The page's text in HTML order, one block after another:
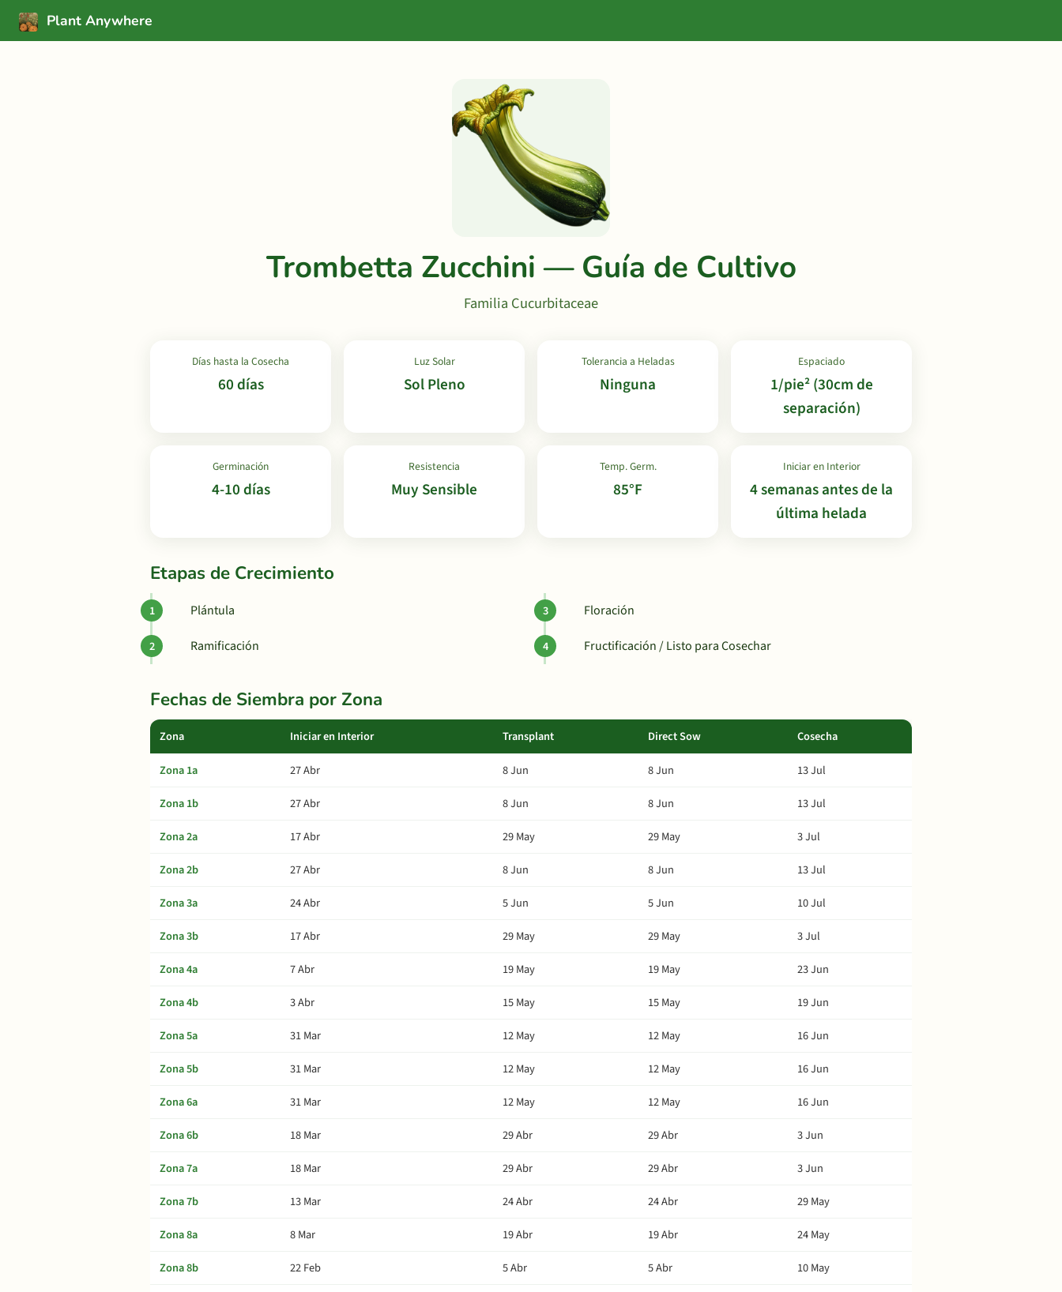
Plant Anywhere
Trombetta Zucchini — Guía de Cultivo
Familia Cucurbitaceae
Días hasta la Cosecha
60 días
Luz Solar
Sol Pleno
Tolerancia a Heladas
Ninguna
Espaciado
1/pie² (30cm de
separación)
Germinación
4-10 días
Resistencia
Muy Sensible
Temp. Germ.
85°F
Iniciar en Interior
4 semanas antes de la
última helada
Etapas de Crecimiento
Plántula
Ramificación
Floración
Fructificación / Listo para Cosechar
Fechas de Siembra por Zona
Zona Iniciar en Interior Transplant Direct Sow Cosecha
Zona 1a 27 Abr 8 Jun 8 Jun
13 Jul
Zona 1b
27 Abr 8 Jun 8 Jun
13 Jul
Zona 2a
17 Abr 29 May 29 May
3 Jul
Zona 2b
27 Abr 8 Jun 8 Jun
13 Jul
Zona 3a
24 Abr 5 Jun 5 Jun
10 Jul
Zona 3b
17 Abr 29 May 29 May
3 Jul
Zona 4a
7 Abr 19 May 19 May
23 Jun
Zona 4b
3 Abr 15 May 15 May
19 Jun
Zona 5a
31 Mar 12 May 12 May
16 Jun
Zona 5b
31 Mar 12 May 12 May
16 Jun
Zona 6a
31 Mar 12 May 12 May
16 Jun
Zona 6b
18 Mar 29 Abr 29 Abr
3 Jun
Zona 7a
18 Mar 29 Abr 29 Abr
3 Jun
Zona 7b
13 Mar 24 Abr 24 Abr
29 May
Zona 8a
8 Mar 19 Abr 19 Abr
24 May
Zona 8b
22 Feb 5 Abr 5 Abr
10 May